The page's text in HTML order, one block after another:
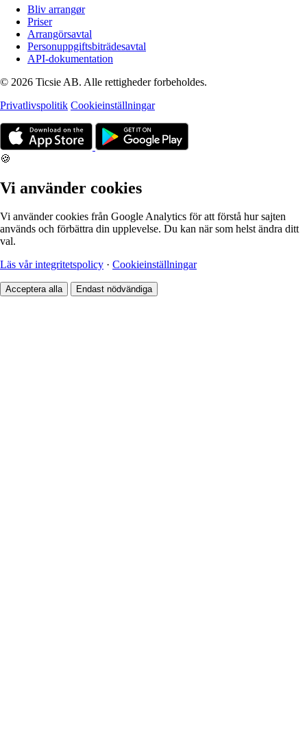
Bliv arrangør
Priser
Arrangörsavtal
Personuppgiftsbiträdesavtal
API-dokumentation
© 2026 Ticsie AB. Alle rettigheder forbeholdes.
Privatlivspolitik Cookieinställningar
🍪
Vi använder cookies
Vi använder cookies från Google Analytics för att förstå hur sajten
används och förbättra din upplevelse. Du kan när som helst ändra ditt
val.
Läs vår integritetspolicy · Cookieinställningar
Acceptera alla Endast nödvändiga